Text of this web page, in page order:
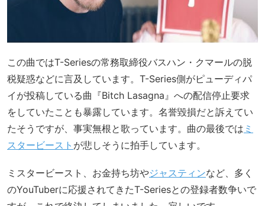
この曲ではT-Seriesの常務取締役バスハン・クマールの脱
税疑惑などに言及しています。T-Series側がピューディパ
イが投稿している曲『Bitch Lasagna』への配信停止要求
をしていたことも暴露しています。名誉毀損だと訴えてい
たそうですが、事実無根と歌っています。曲の最後では ミ
スタービースト が悲しそうに拍手しています。
ミスタービースト、お金持ち坊やジャスティンなど、多く
のYouTuberに応援されてきたT-Seriesとの登録者数争いで